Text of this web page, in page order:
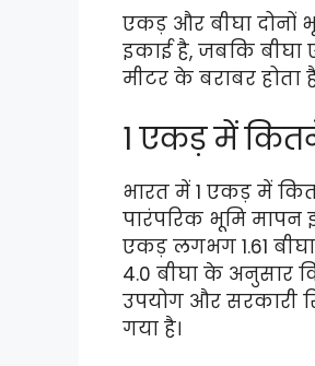
एकड़ और बीघा दोनों
इकाई है, जबकि बीघा
मीटर के बराबर होता
1 एकड़ में
भारत में 1 एकड़ में
पारंपरिक भूमि मापन
एकड़ लगभग 1.61
4.0 बीघा के अनुसार
उपयोग और सरकारी
गया है।